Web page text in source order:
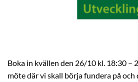
Boka in kvällen den 26/10 kl. 18:30 –
möte där vi skall börja fundera på